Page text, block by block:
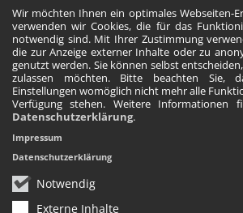
Wir möchten Ihnen ein optimales Webseiten-
verwenden wir Cookies, die für das
notwendig sind. Mit Ihrer Zustimmung
die zur Anzeige externer Inhalte oder zu
genutzt werden. Sie können selbst
zulassen möchten. Bitte beachten Sie,
Einstellungen womöglich nicht mehr alle
Verfügung stehen. Weitere Informationen
Datenschutzerklärung.
Notwendig
Externe Inhalte
Impressum
Datenschutzerklärung